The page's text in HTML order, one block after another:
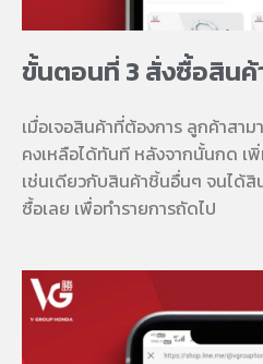
ขั้นตอนที่ 3 สั่งซื้อสินค้
เมื่อเจอสินค้าที่ต้องการ ลูกค้าสา
คงเหลือได้ทันที หลังจากนั้นกด เ
เช่นเดียวกับสินค้าชิ้นอื่นๆ จนได้
ซื้อเลย เพื่อทำรายการถัดไป